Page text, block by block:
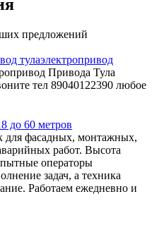
предложений
тулаэлектропривод
Привода Тула
тел 89040122390 любое
до 60 метров
для фасадных, монтажных,
работ. Высота
операторы
задач, а техника
Работаем ежедневно и